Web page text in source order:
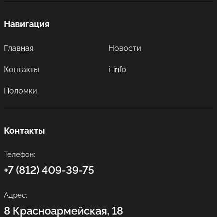
Навигация
Главная Новости
Контакты i-info
Поломки
Контакты
Телефон:
+7 (812) 409-39-75
Адрес:
8 Красноармейская, 18